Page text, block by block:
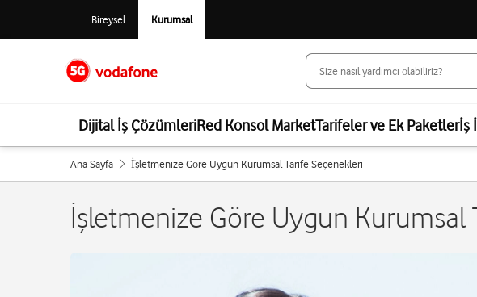
Bireysel Kurumsal
Dijital İş ÇözümleriRed Konsol MarketTarifeler ve Ek Paketlerİş
Ana Sayfa İ̇şletmenize Göre Uygun Kurumsal Tarife Seçenekleri
İşletmenize Göre Uygun Kurumsal